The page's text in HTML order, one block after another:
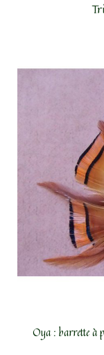
Oya : barrette à